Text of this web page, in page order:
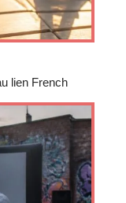
lien French